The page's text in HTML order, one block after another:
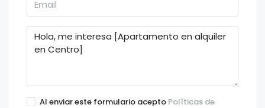
Al enviar este formulario acepto Políticas de